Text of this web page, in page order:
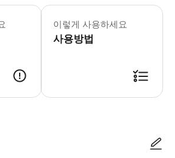
* 커플 및 가족, 문화 애호가, 시니어,
이렇게 사용하세요
사용방법